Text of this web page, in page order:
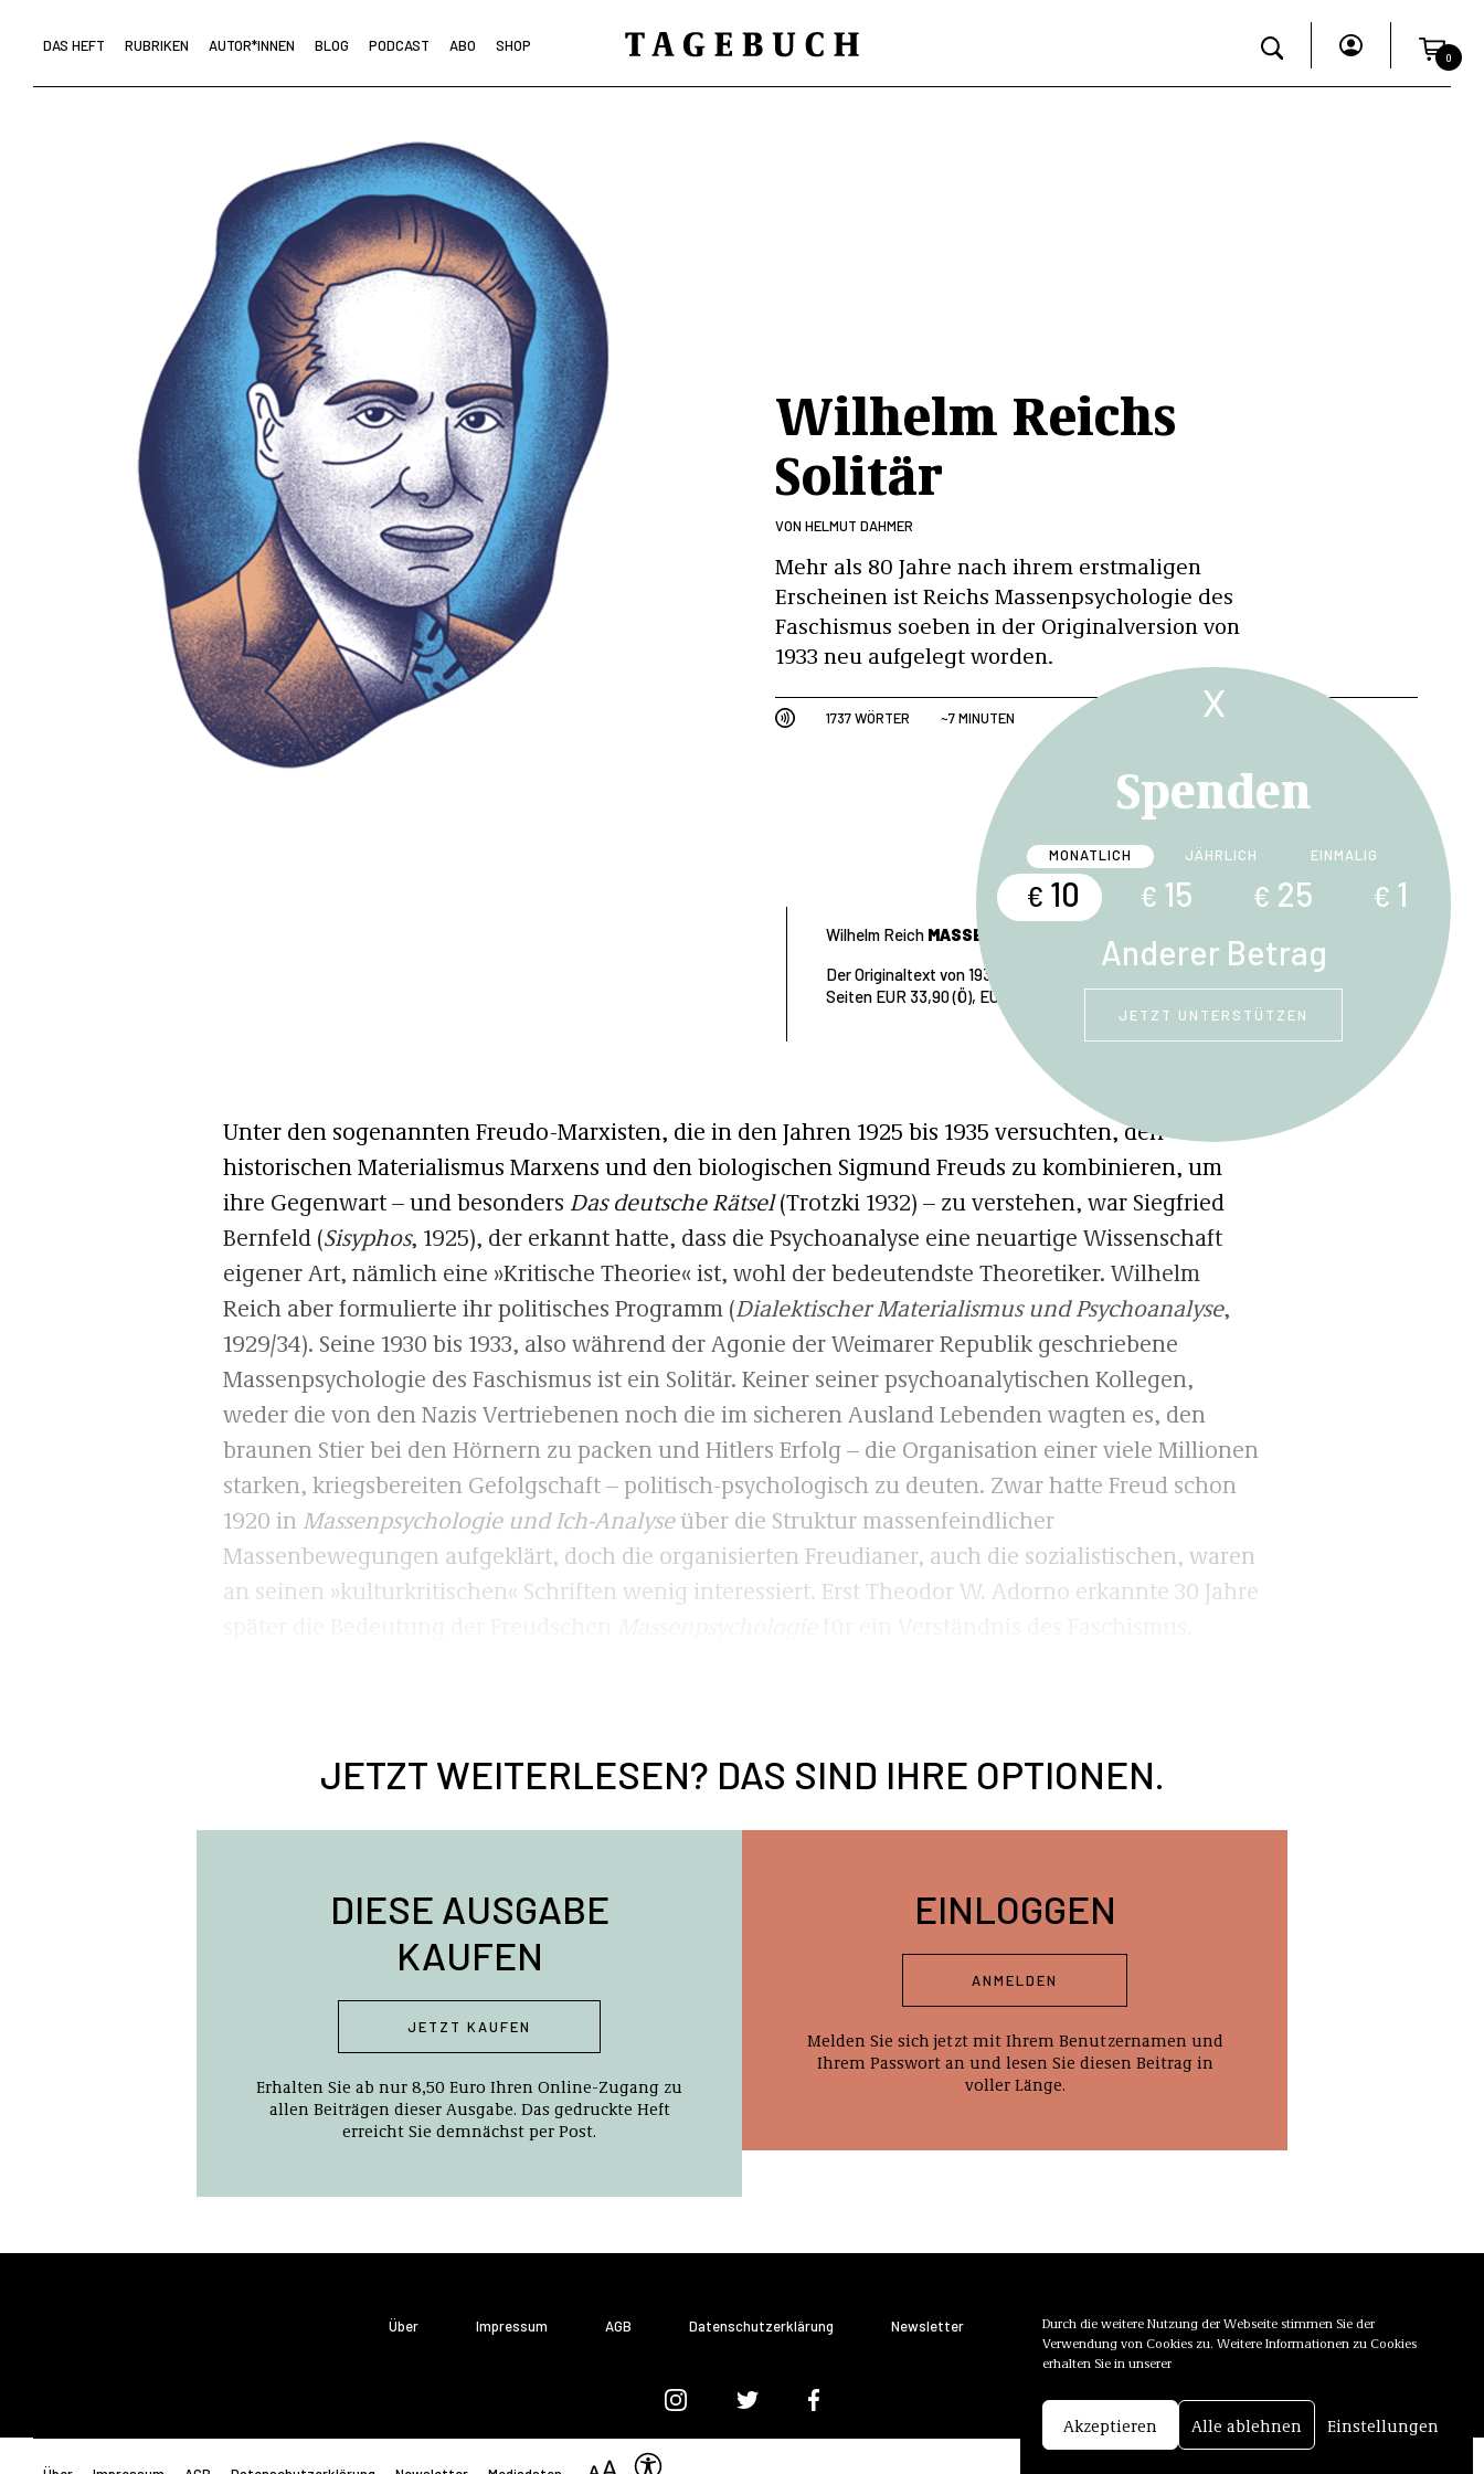
Durch die weitere Nutzung der Webseite stimmen Sie der
Verwendung von Cookies zu. Weitere Informationen zu Cookies
erhalten Sie in unserer
Akzeptieren Alle ablehnen Einstellungen
DAS HEFT RUBRIKEN AUTOR*INNEN BLOG PODCAST ABO SHOP
0
Wilhelm Reichs
Solitär
VON HELMUT DAHMER
Mehr als 80 Jahre nach ihrem erstmaligen
Erscheinen ist Reichs Massenpsychologie des
Faschismus soeben in der Originalversion von
1933 neu aufgelegt worden.
1737 WÖRTER ~7 MINUTEN
Wilhelm Reich MASSENPSYCHOLOGIE DES FASCHISMUS
Der Originaltext von 1933 Psychosozial Verlag, 2020, 280
Seiten EUR 33,90 (Ö), EUR 32,90 (D),CHF 41,90 (CH)
Unter den sogenannten Freudo-Marxisten, die in den Jahren 1925 bis 1935 versuchten, den
historischen Materialismus Marxens und den biologischen Sigmund Freuds zu kombinieren, um
ihre Gegenwart – und besonders Das deutsche Rätsel(Trotzki 1932) – zu verstehen, war Siegfried
Bernfeld (Sisyphos, 1925), der erkannt hatte, dass die Psychoanalyse eine neuartige Wissenschaft
eigener Art, nämlich eine »Kritische Theorie« ist, wohl der bedeutendste Theoretiker. Wilhelm
Reich aber formulierte ihr politisches Programm (Dialektischer Materialismus und Psychoanalyse,
1929/34). Seine 1930 bis 1933, also während der Agonie der Weimarer Republik geschriebene
Massenpsychologie des Faschismus ist ein Solitär. Keiner seiner psychoanalytischen Kollegen,
weder die von den Nazis Vertriebenen noch die im sicheren Ausland Lebenden wagten es, den
braunen Stier bei den Hörnern zu packen und Hitlers Erfolg – die Organisation einer viele Millionen
starken, kriegsbereiten Gefolgschaft – politisch-psychologisch zu deuten. Zwar hatte Freud schon
1920 in Massenpsychologie und Ich-Analyseüber die Struktur massenfeindlicher
Massenbewegungen aufgeklärt, doch die organisierten Freudianer, auch die sozialistischen, waren
an seinen »kulturkritischen« Schriften wenig interessiert. Erst Theodor W. Adorno erkannte 30 Jahre
JETZT WEITERLESEN? DAS SIND IHRE OPTIONEN.
DIESE AUSGABE
KAUFEN
JETZT KAUFEN
Erhalten Sie ab nur 8,50 Euro Ihren Online-Zugang zu
allen Beiträgen dieser Ausgabe. Das gedruckte Heft
erreicht Sie demnächst per Post.
EINLOGGEN
ANMELDEN
Melden Sie sich jetzt mit Ihrem Benutzernamen und
Ihrem Passwort an und lesen Sie diesen Beitrag in
voller Länge.
X
Spenden
MONATLICH JÄHRLICH EINMALIG
€ 10 € 15 € 25 € 1
Anderer Betrag
JETZT UNTERSTÜTZEN
Über Impressum AGB Datenschutzerklärung Newsletter Mediadaten